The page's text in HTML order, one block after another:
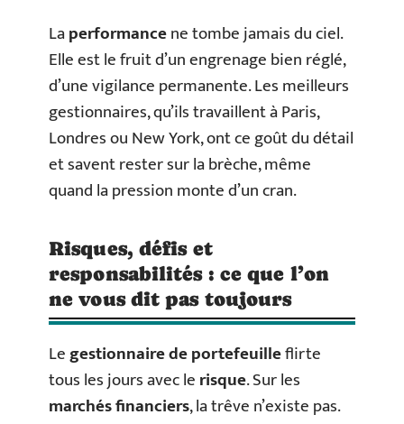
Laperformancene tombe jamais du ciel.
Elle est le fruit d’un engrenage bien réglé,
d’une vigilance permanente. Les meilleurs
gestionnaires, qu’ils travaillent à Paris,
Londres ou New York, ont ce goût du détail
et savent rester sur la brèche, même
quand la pression monte d’un cran.
Risques, défis et
responsabilités : ce que l’on
ne vous dit pas toujours
Legestionnaire de portefeuilleflirte
tous les jours avec lerisque. Sur les
marchés financiers, la trêve n’existe pas.